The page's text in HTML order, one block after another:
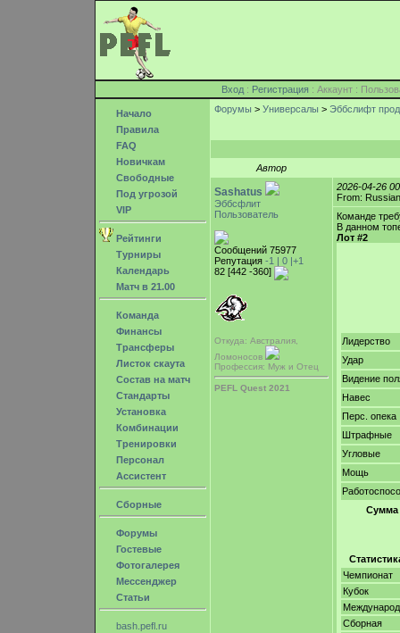
Вход : Регистрация : Аккаунт :
Начало
Правила
FAQ
Новичкам
Свободные
Под угрозой
VIP
Рейтинги
Турниры
Календарь
Матч в 21.00
Команда
Финансы
Трансферы
Листок скаута
Состав на матч
Стандарты
Установка
Комбинации
Тренировки
Персонал
Ассистент
Сборные
Форумы
Гостевые
Фотогалерея
Мессенджер
Статьи
bash.pefl.ru
Форумы > Универсалы > Эббслифт
Автор
Sashatus
Эббсфлит
Пользователь
Сообщений 75977
Репутация -1 | 0 |+1
82 [442 -360]
Откуда: Австралия,
Ломоносов
Профессия: Муж и Отец
PEFL Quest 2021
2026-04-26
From:
Команде
В данном
Лот #2
Лидерство
Удар
Видение
Навес
Перс. опека
Штрафные
Угловые
Мощь
Сумма
Чемпионат
Кубок
Сборная